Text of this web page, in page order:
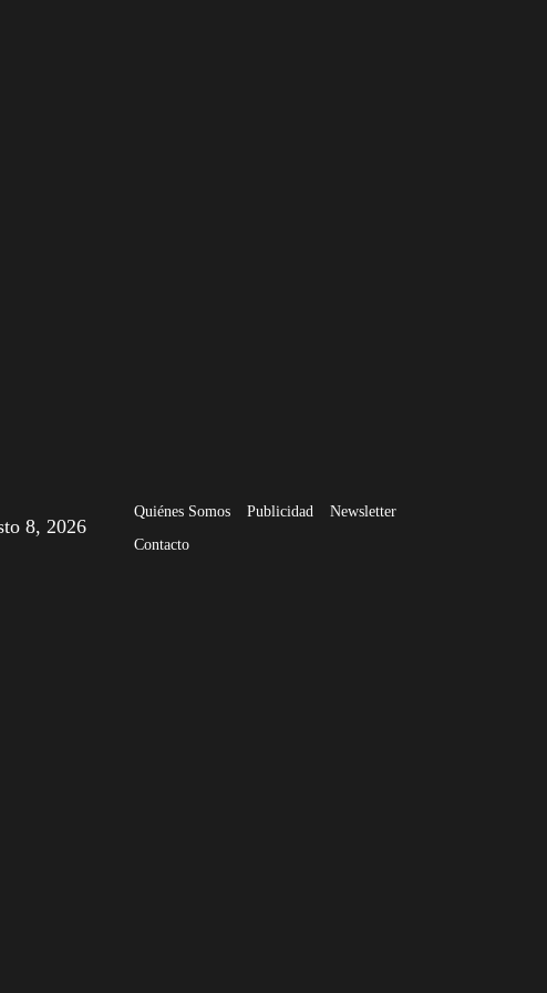
8, 2026
Quiénes Somos Publicidad
Newsletter
Contacto